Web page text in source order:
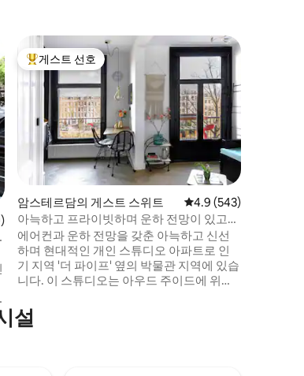
점 만점), 후기 309개
상위 게스트 선호
게스트 선호
암스테르담의 게스트 스위트 평점 4.9점(5점 만점),
4.9 (543)
아늑하고 프라이빗하며 운하 전망이 있고
박물관 지역에 있으며 세련된 숙소.
에어컨과 운하 전망을 갖춘 아늑하고 신선
하며 현대적인 개인 스튜디오 아파트로 인
기 지역 '더 파이프' 옆의 박물관 지역에 있습
니다. 이 스튜디오는 아우드 주이드에 위치
램을 타고 시내 중심지로 이동할 수 있습니
다. 근처에 멋진 레스토랑과 커피 바가 많고
설